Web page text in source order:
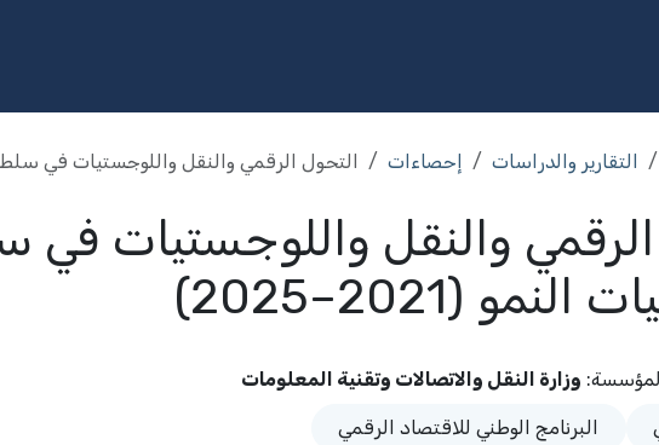
التقارير والدراسات إحصاءات التحول الرقمي والنقل واللوجستيات في سلطنة
والنقل واللوجستيات في
(2021–2025)
: وزارة النقل والاتصالات وتقنية المعلومات
البرنامج الوطني للاقتصاد الرقمي